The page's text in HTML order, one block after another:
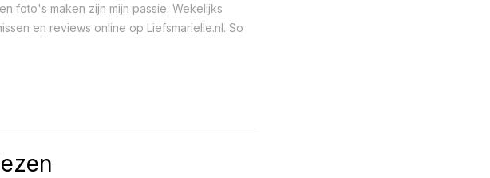
foto's maken zijn mijn passie. Wekelijks
en reviews online op Liefsmarielle.nl. So